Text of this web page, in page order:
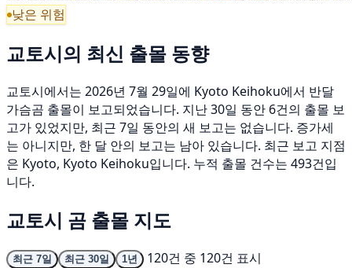
낮은 위험
교토시의 최신 출몰 동향
교토시에서는 2026년 7월 29일에 Kyoto Keihoku에서 반달
가슴곰 출몰이 보고되었습니다. 지난 30일 동안 6건의 출몰 보
고가 있었지만, 최근 7일 동안의 새 보고는 없습니다. 증가세
는 아니지만, 한 달 안의 보고는 남아 있습니다. 최근 보고 지점
은 Kyoto, Kyoto Keihoku입니다. 누적 출몰 건수는 493건입
니다.
교토시 곰 출몰 지도
최근 7일 최근 30일 1년
120건 중 120건 표시